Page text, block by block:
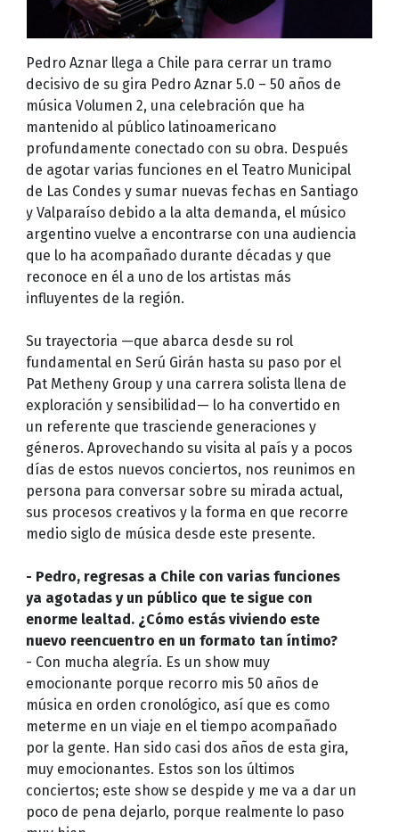
Pedro Aznar llega a Chile para cerrar un tramo
decisivo de su gira Pedro Aznar 5.0 – 50 años de
música Volumen 2, una celebración que ha
mantenido al público latinoamericano
profundamente conectado con su obra. Después
de agotar varias funciones en el Teatro Municipal
de Las Condes y sumar nuevas fechas en Santiago
y Valparaíso debido a la alta demanda, el músico
argentino vuelve a encontrarse con una audiencia
que lo ha acompañado durante décadas y que
reconoce en él a uno de los artistas más
influyentes de la región.
Su trayectoria —que abarca desde su rol
fundamental en Serú Girán hasta su paso por el
Pat Metheny Group y una carrera solista llena de
exploración y sensibilidad— lo ha convertido en
un referente que trasciende generaciones y
géneros. Aprovechando su visita al país y a pocos
días de estos nuevos conciertos, nos reunimos en
persona para conversar sobre su mirada actual,
sus procesos creativos y la forma en que recorre
medio siglo de música desde este presente.
- Pedro, regresas a Chile con varias funciones
ya agotadas y un público que te sigue con
enorme lealtad. ¿Cómo estás viviendo este
nuevo reencuentro en un formato tan íntimo?
- Con mucha alegría. Es un show muy
emocionante porque recorro mis 50 años de
música en orden cronológico, así que es como
meterme en un viaje en el tiempo acompañado
por la gente. Han sido casi dos años de esta gira,
muy emocionantes. Estos son los últimos
conciertos; este show se despide y me va a dar un
poco de pena dejarlo, porque realmente lo paso